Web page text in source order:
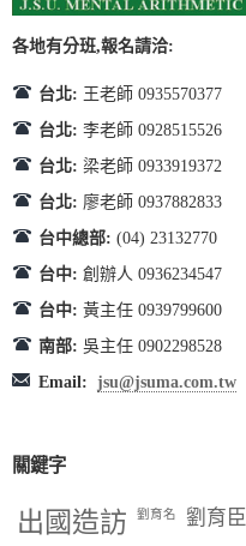
各地有分班,報名請洽:
台北: 王老師 0935570377
台北: 李老師 0928515526
台北: 梁老師 0933919372
台北: 廖老師 0937882833
台中總部: (04) 23132770
台中: 創辦人 0936234547
台中: 黃主任 0939799600
南部: 吳主任 0902298528
Email: jsu@jsuma.com.tw
關鍵字
出國造訪 劉育名 劉育臣